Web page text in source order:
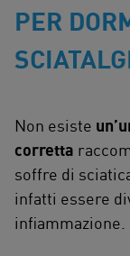
PER
Non esiste
corretta
soffre di
infatti essere
infiammazione.